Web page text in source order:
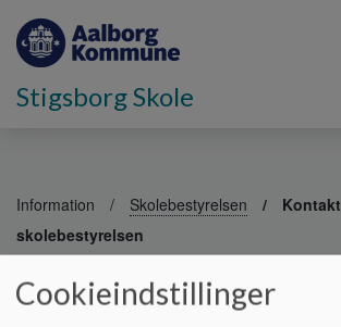
Stigsborg Skole
Information Skolebestyrelsen
Kontakt
skolebestyrelsen
Kontakt skolebestyrelsen
Cookieindstillinger